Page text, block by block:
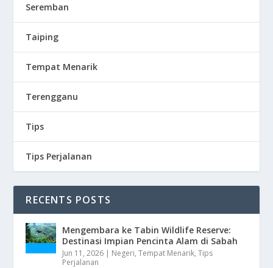
Seremban
Taiping
Tempat Menarik
Terengganu
Tips
Tips Perjalanan
RECENTS POSTS
Mengembara ke Tabin Wildlife Reserve:
Destinasi Impian Pencinta Alam di Sabah
Jun 11, 2026 | Negeri,Tempat Menarik,Tips
Perjalanan